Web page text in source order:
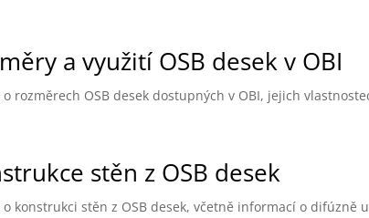
a využití OSB desek v OBI
o rozměrech OSB desek dostupných v OBI, jejich
stěn z OSB desek
o konstrukci stěn z OSB desek, včetně informací o